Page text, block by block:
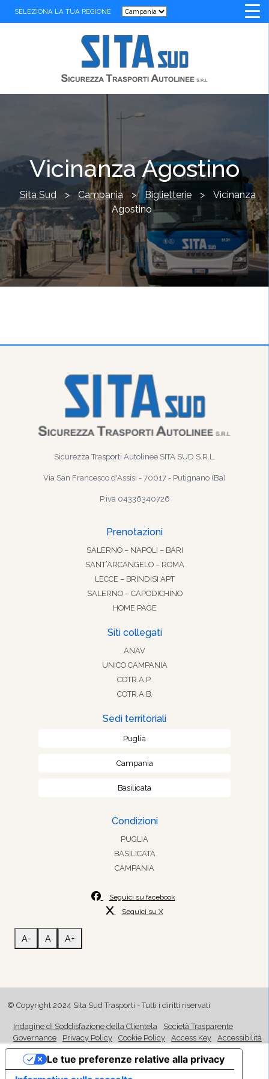
SELEZIONA LA TUA REGIONE
Vicinanza Agostino
Sita Sud > Campania > Biglietterie >
Vicinanza
Agostino
Sicurezza Trasporti Autolinee SITA SUD S.R.L.
Via San Francesco d'Assisi - 70017 - Putignano (Ba)
P.iva 04336340726
Prenotazioni
SALERNO – NAPOLI – BARI
SANT’ARCANGELO – ROMA
LECCE – BRINDISI APT
SALERNO – CAPODICHINO
HOME PAGE
Siti collegati
ANAV
UNICO CAMPANIA
COTR.A.P.
COTR.A.B.
Sedi territoriali
Puglia
Campania
Basilicata
Condizioni
PUGLIA
BASILICATA
CAMPANIA
Seguici su facebook
Seguici su X
A- A A+
© Copyright 2024 Sita Sud Trasporti - Tutti i diritti riservati
Indagine di Soddisfazione della Clientela
Società Trasparente
Governance
Privacy Policy Cookie Policy Access Key Accessibilità
Le tue preferenze relative alla privacy